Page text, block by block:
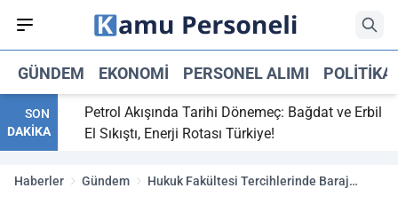
GÜNDEM EKONOMI PERSONEL ALIMI POLITIKA
SON
DAKİKA
Petrol Akışında Tarihi Dönemeç: Bağdat ve Erbil
El Sıkıştı, Enerji Rotası Türkiye!
Haberler Gündem
Hukuk Fakültesi Tercihlerinde Baraj